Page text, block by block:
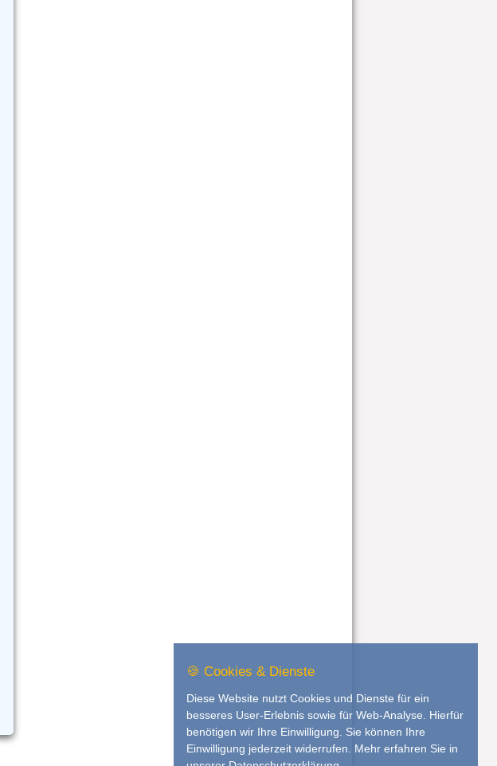
🍪 Cookies & Dienste
Diese Website nutzt Cookies und Dienste für ein
besseres User-Erlebnis sowie für Web-Analyse. Hierfür
benötigen wir Ihre Einwilligung. Sie können Ihre
Einwilligung jederzeit widerrufen. Mehr erfahren Sie in